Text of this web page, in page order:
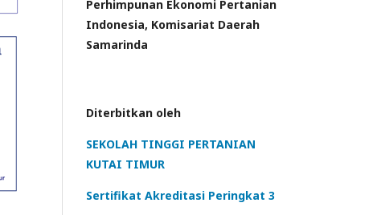
Perhimpunan Ekonomi Pertanian
Indonesia, Komisariat Daerah
Samarinda
Diterbitkan oleh
SEKOLAH TINGGI PERTANIAN
KUTAI TIMUR
Sertifikat Akreditasi Peringkat 3